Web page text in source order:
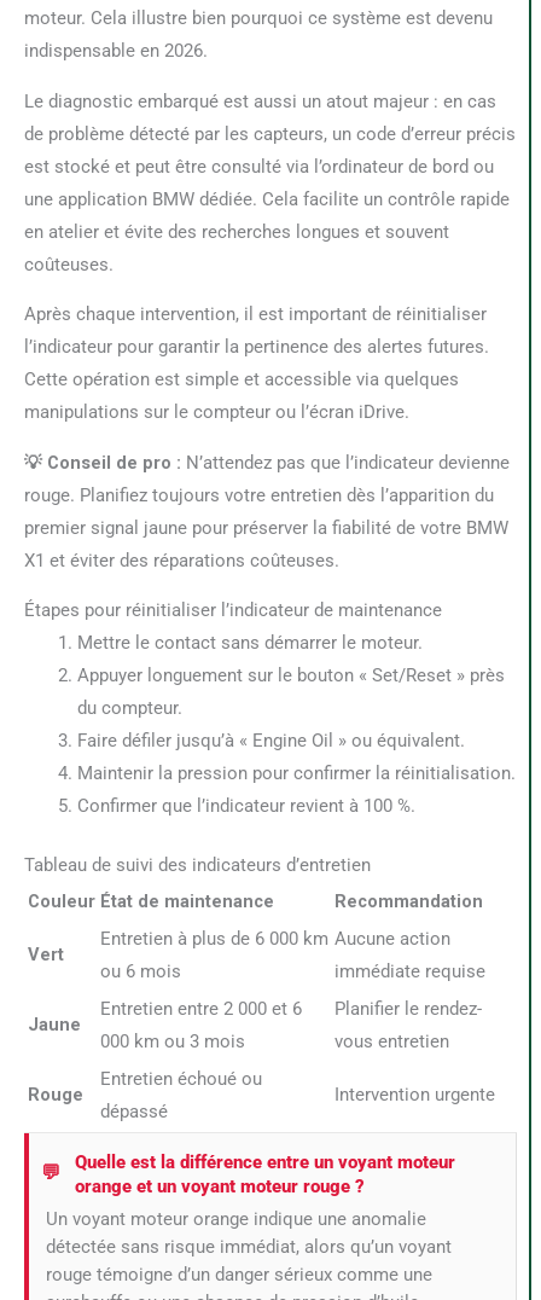
moteur. Cela illustre bien pourquoi ce système est devenu
indispensable en 2026.
Le diagnostic embarqué est aussi un atout majeur : en cas
de problème détecté par les capteurs, un code d’erreur précis
est stocké et peut être consulté via l’ordinateur de bord ou
une application BMW dédiée. Cela facilite un contrôle rapide
en atelier et évite des recherches longues et souvent
coûteuses.
Après chaque intervention, il est important de réinitialiser
l’indicateur pour garantir la pertinence des alertes futures.
Cette opération est simple et accessible via quelques
manipulations sur le compteur ou l’écran iDrive.
💡 Conseil de pro : N’attendez pas que l’indicateur devienne
rouge. Planifiez toujours votre entretien dès l’apparition du
premier signal jaune pour préserver la fiabilité de votre BMW
X1 et éviter des réparations coûteuses.
Étapes pour réinitialiser l’indicateur de maintenance
Mettre le contact sans démarrer le moteur.
Appuyer longuement sur le bouton « Set/Reset » près
du compteur.
Faire défiler jusqu’à « Engine Oil » ou équivalent.
Maintenir la pression pour confirmer la réinitialisation.
Confirmer que l’indicateur revient à 100 %.
Tableau de suivi des indicateurs d’entretien
Couleur État de maintenance Recommandation
Vert
Entretien à plus de 6 000 km
ou 6 mois
Aucune action
immédiate requise
Jaune
Entretien entre 2 000 et 6
000 km ou 3 mois
Planifier le rendez-
vous entretien
Rouge
Entretien échoué ou
dépassé
Intervention urgente
Quelle est la différence entre un voyant moteur
orange et un voyant moteur rouge ?
Un voyant moteur orange indique une anomalie
détectée sans risque immédiat, alors qu’un voyant
rouge témoigne d’un danger sérieux comme une